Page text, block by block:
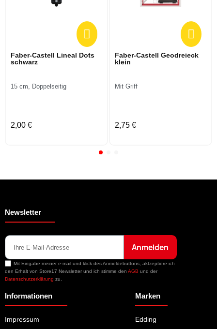
Faber-Castell Lineal Dots
schwarz
15 cm, Doppelseitig
2,00 €
Faber-Castell Geodreieck
klein
Mit Griff
2,75 €
Newsletter
Anmelden
Mit Eingabe meiner e-mail und klick des Anmeldebuttons, aktzeptiere ich
den Erhalt von Store17 Newsletter und ich stimme den AGB und der
Datenschutzerklärung zu.
Informationen
Impressum
Marken
Edding